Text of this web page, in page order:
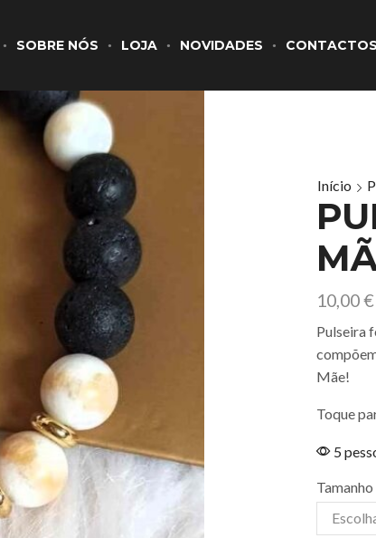
SOBRE NÓS LOJA NOVIDADES CONTACTOS
Início
10,00€
Pulseira
Mãe!
Toque
5